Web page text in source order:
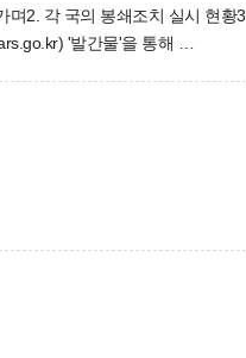
2. 각 국의 봉쇄조치 실시 현황3.
'발간물'을 통해 …